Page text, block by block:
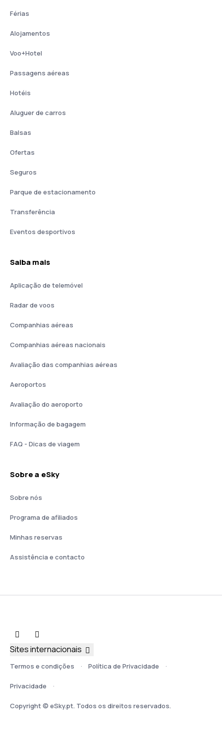
Férias
Alojamentos
Voo+Hotel
Passagens aéreas
Hotéis
Aluguer de carros
Balsas
Ofertas
Seguros
Parque de estacionamento
Transferência
Eventos desportivos
Saiba mais
Aplicação de telemóvel
Radar de voos
Companhias aéreas
Companhias aéreas nacionais
Avaliação das companhias aéreas
Aeroportos
Avaliação do aeroporto
Informação de bagagem
FAQ - Dicas de viagem
Sobre a eSky
Sobre nós
Programa de afiliados
Minhas reservas
Assistência e contacto
Termos e condições Política de Privacidade
Privacidade
Copyright © eSky.pt. Todos os direitos reservados.
Sites internacionais